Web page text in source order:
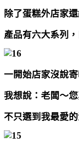
除了蛋糕外店家
產品有六大系列
一開始店家沒說
我想說：老闆～
不只選到我最愛